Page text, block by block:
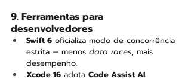
9. Ferramentas para
desenvolvedores
Swift 6 oficializa modo de concorrência
estrita — menos data races, mais
desempenho.
Xcode 16 adota Code Assist AI: